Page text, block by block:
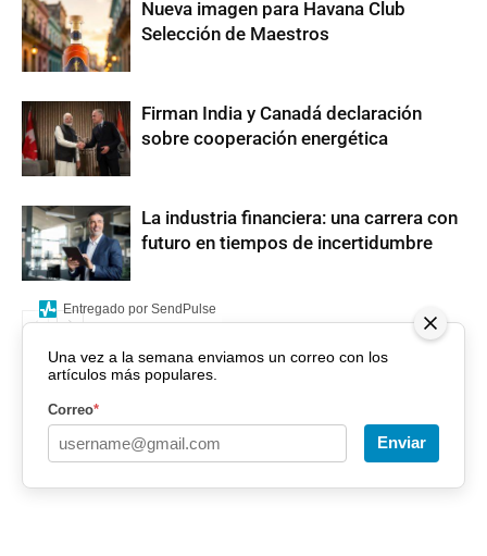
Nueva imagen para Havana Club
Selección de Maestros
Firman India y Canadá declaración
sobre cooperación energética
La industria financiera: una carrera con
futuro en tiempos de incertidumbre
Una vez a la semana enviamos un correo con los
artículos más populares.
Correo*
Enviar
Entregado por SendPulse